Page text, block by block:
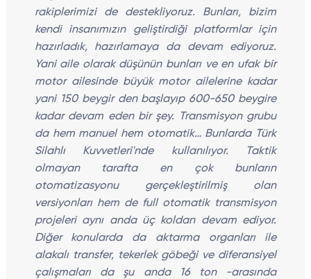
rakiplerimizi de destekliyoruz. Bunları, bizim
kendi insanımızın geliştirdiği platformlar için
hazırladık, hazırlamaya da devam ediyoruz.
Yani aile olarak düşünün bunları ve en ufak bir
motor ailesinde büyük motor ailelerine kadar
yani 150 beygir den başlayıp 600-650 beygire
kadar devam eden bir şey. Transmisyon grubu
da hem manuel hem otomatik… Bunlarda Türk
Silahlı Kuvvetleri'nde kullanılıyor. Taktik
olmayan tarafta en çok bunların
otomatizasyonu gerçekleştirilmiş olan
versiyonları hem de full otomatik transmisyon
projeleri aynı anda üç koldan devam ediyor.
Diğer konularda da aktarma organları ile
alakalı transfer, tekerlek göbeği ve diferansiyel
çalışmaları da şu anda 16 ton -arasında